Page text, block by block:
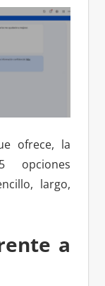
ofrece, la
opciones
largo,
a